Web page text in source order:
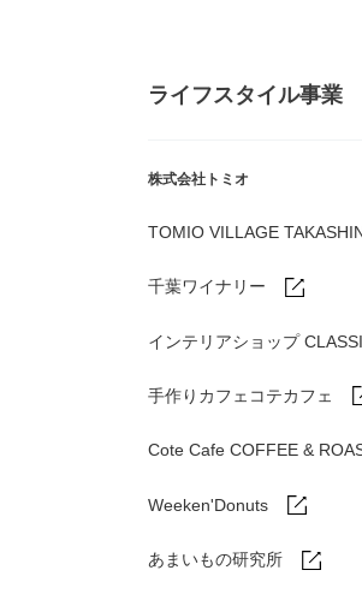
ライフスタイル事業
株式会社トミオ
TOMIO VILLAGE
千葉ワイナリー
インテリアショップ
手作りカフェコテカフェ
Cote Cafe COFFEE &
Weeken'Donuts
あまいもの研究所